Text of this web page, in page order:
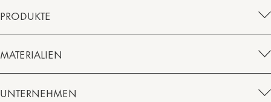
PRODUKTE
MATERIALIEN
UNTERNEHMEN